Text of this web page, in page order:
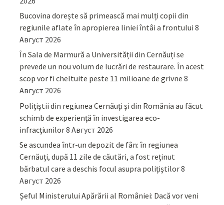
Bucovina dorește să primească mai mulți copii din
regiunile aflate în apropierea liniei întâi a frontului 8
Август 2026
În Sala de Marmură a Universității din Cernăuți se
prevede un nou volum de lucrări de restaurare. În acest
scop vor fi cheltuite peste 11 milioane de grivne 8
Август 2026
Polițiștii din regiunea Cernăuți și din România au făcut
schimb de experiență în investigarea eco-
infracțiunilor8 Август 2026
Se ascundea într-un depozit de fân: în regiunea
Cernăuți, după 11 zile de căutări, a fost reținut
bărbatul care a deschis focul asupra polițiștilor8
Август 2026
Șeful Ministerului Apărării al României: Dacă vor veni